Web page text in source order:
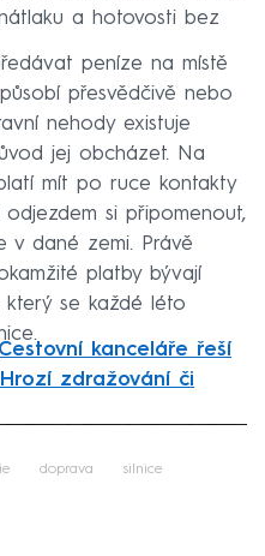
a hotovosti bez
peníze na místě
přesvědčivě nebo
nehody existuje
jej obcházet. Na
mít po ruce kontakty
si připomenout,
v dané zemi. Právě
platby bývají
se každé léto
Cestovní kanceláře řeší
zdražování či
doprava silnice